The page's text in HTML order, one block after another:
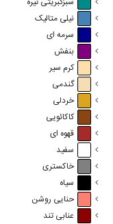
نیلی متالیک
سرمه ای
بنفش
کرم سیر
گندمی
خردلی
کاکائویی
قهوه ای
سفید
خاکستری
سیاه
حنایی روشن
عنابی تند